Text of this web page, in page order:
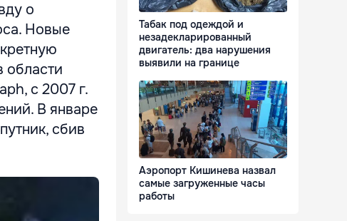
о
Новые
области
с 2007 г.
В январе
сбив
Табак под одеждой и
незадекларированный
двигатель: два нарушения
выявили на границе
Аэропорт Кишинева назвал
самые загруженные часы
работы